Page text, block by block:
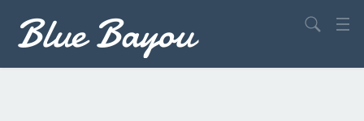
Blue Bayou
Search